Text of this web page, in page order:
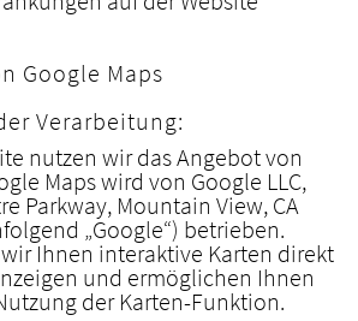
Google Maps
Verarbeitung:
nutzen wir das Angebot von
Maps wird von Google LLC,
Parkway, Mountain View, CA
„Google“) betrieben.
Ihnen interaktive Karten direkt
und ermöglichen Ihnen
der Karten-Funktion.